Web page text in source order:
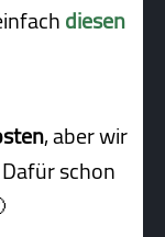
diesen
, aber wir
schon